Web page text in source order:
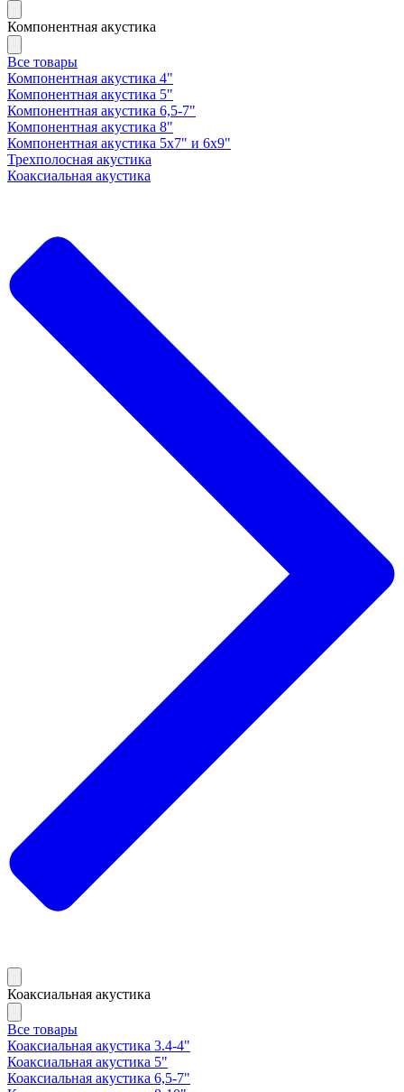
Компонентная акустика
Все товары
Компонентная акустика 4"
Компонентная акустика 5"
Компонентная акустика 6,5-7"
Компонентная акустика 8"
Компонентная акустика 5х7" и 6х9"
Трехполосная акустика
Коаксиальная акустика
Коаксиальная акустика
Все товары
Коаксиальная акустика 3.4-4"
Коаксиальная акустика 5"
Коаксиальная акустика 6,5-7"